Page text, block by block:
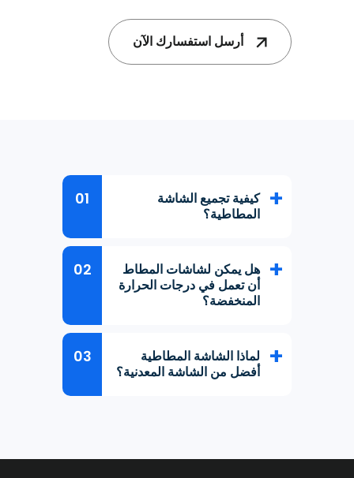
أرسل استفسارك الآن
كيفية تجميع الشاشة
المطاطية؟
هل يمكن لشاشات المطاط
أن تعمل في درجات الحرارة
المنخفضة؟
لماذا الشاشة المطاطية
أفضل من الشاشة المعدنية؟